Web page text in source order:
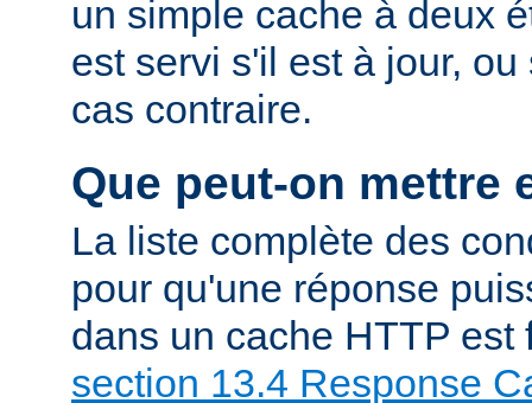
un simple cache à deux
est servi s'il est à jour,
cas contraire.
Que peut-on mettre
La liste complète des
pour qu'une réponse
dans un cache HTTP est
section 13.4 Response